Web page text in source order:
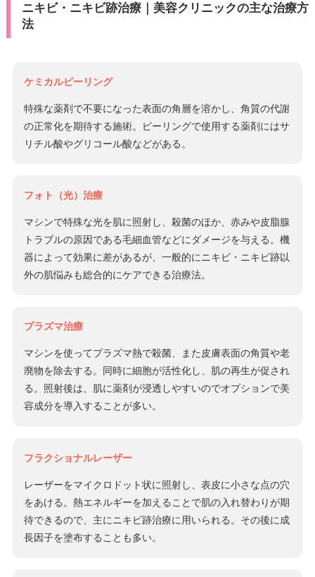
ニキビ・ニキビ跡治療｜美容クリニックの主な治療方
法
ケミカルピーリング
特殊な薬剤で不要になった表面の角層を溶かし、角質の代謝
の正常化を期待する施術。ピーリングで使用する薬剤にはサ
リチル酸やグリコール酸などがある。
フォト（光）治療
マシンで特殊な光を肌に照射し、殺菌のほか、赤みや皮脂腺
トラブルの原因である毛細血管などにダメージを与える。機
器によって効果に差があるが、一般的にニキビ・ニキビ跡以
外の肌悩みも総合的にケアできる治療法。
プラズマ治療
マシンを使ってプラズマ熱で殺菌、また皮膚表面の角質や老
廃物を除去する。同時に細胞が活性化し、肌の再生が促され
る。照射後は、肌に薬剤が浸透しやすいのでオプションで美
容成分を導入することが多い。
フラクショナルレーザー
レーザーをマイクロドット状に照射し、表皮に小さな点の穴
をあける。熱エネルギーを加えることで肌の入れ替わりが期
待できるので、主にニキビ跡治療に用いられる。その後に成
長因子を塗布することも多い。